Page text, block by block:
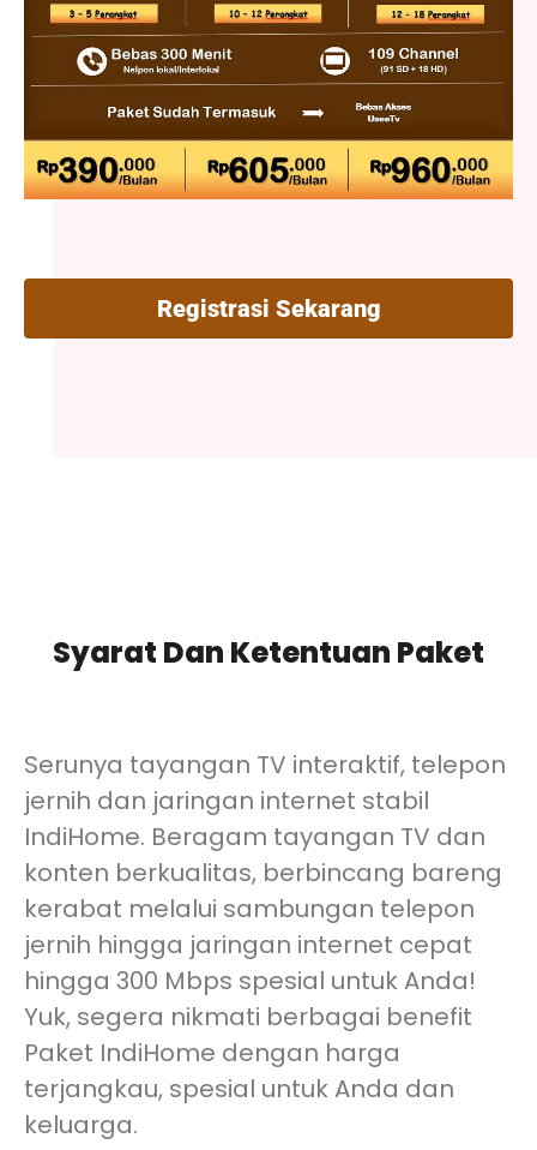
Registrasi Sekarang
Syarat Dan Ketentuan Paket
Serunya tayangan TV interaktif, telepon
jernih dan jaringan internet stabil
IndiHome. Beragam tayangan TV dan
konten berkualitas, berbincang bareng
kerabat melalui sambungan telepon
jernih hingga jaringan internet cepat
hingga 300 Mbps spesial untuk Anda!
Yuk, segera nikmati berbagai benefit
Paket IndiHome dengan harga
terjangkau, spesial untuk Anda dan
keluarga.